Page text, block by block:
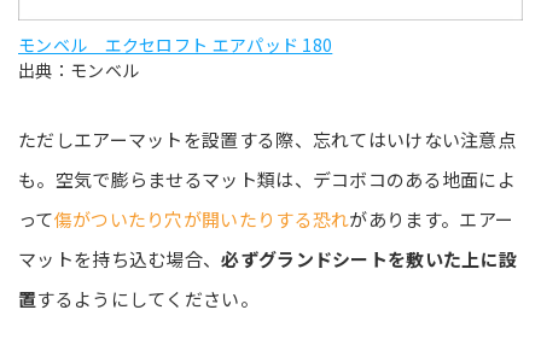
モンベル エクセロフト エアパッド 180
出典：モンベル
ただしエアーマットを設置する際、忘れてはいけない注意点
も。空気で膨らませるマット類は、デコボコのある地面によ
って傷がついたり穴が開いたりする恐れがあります。エアー
マットを持ち込む場合、必ずグランドシートを敷いた上に設
置するようにしてください。